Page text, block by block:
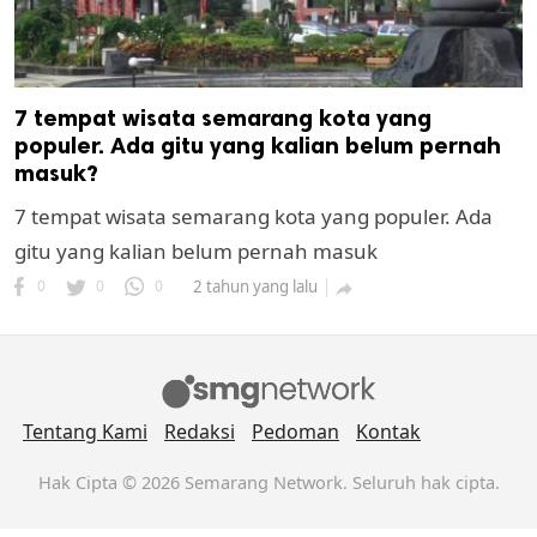
7 tempat wisata semarang kota yang
populer. Ada gitu yang kalian belum pernah
masuk?
7 tempat wisata semarang kota yang populer. Ada
gitu yang kalian belum pernah masuk
0 0 0 2 tahun yang lalu 
Tentang Kami Redaksi Pedoman Kontak
Hak Cipta © 2026 Semarang Network. Seluruh hak cipta.